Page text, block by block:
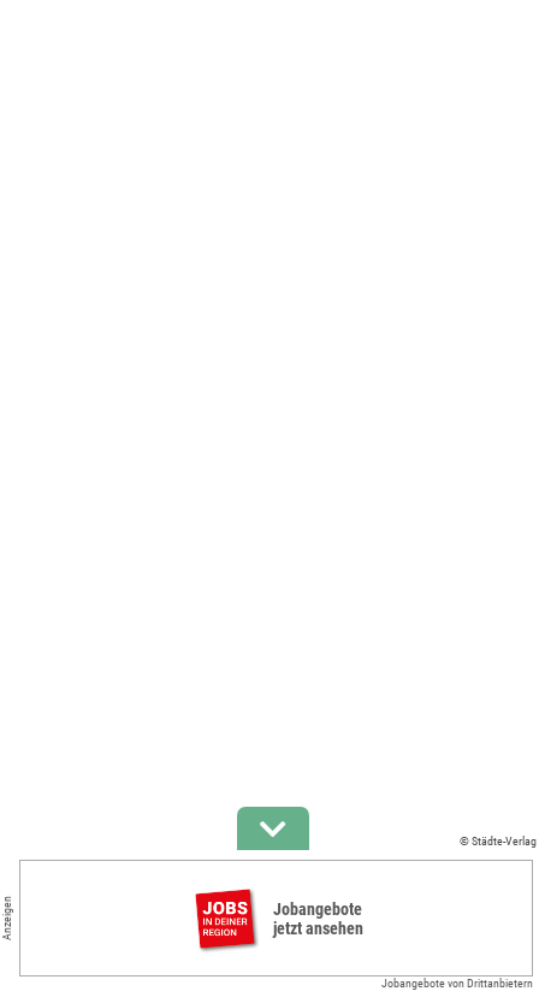
© Städte-Verlag
Anzeigen
Jobangebote
jetzt ansehen
Jobangebote von Drittanbietern